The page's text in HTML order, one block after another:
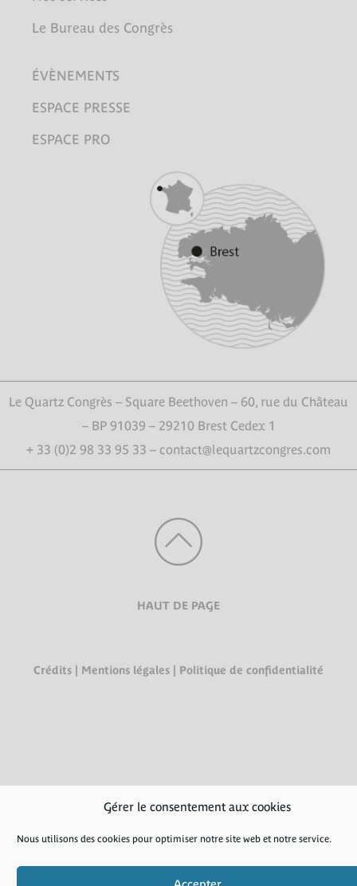
Gérer le consentement aux cookies
Nous utilisons des cookies pour optimiser notre site web et notre service.
Le Bureau des Congrès
ÉVÈNEMENTS
ESPACE PRESSE
ESPACE PRO
Le Quartz Congrès – Square Beethoven – 60, rue du Château
– BP 91039 – 29210 Brest Cedex 1
+ 33 (0)2 98 33 95 33 – contact@lequartzcongres.com
HAUT DE PAGE
Crédits Mentions légales Politique de confidentialité